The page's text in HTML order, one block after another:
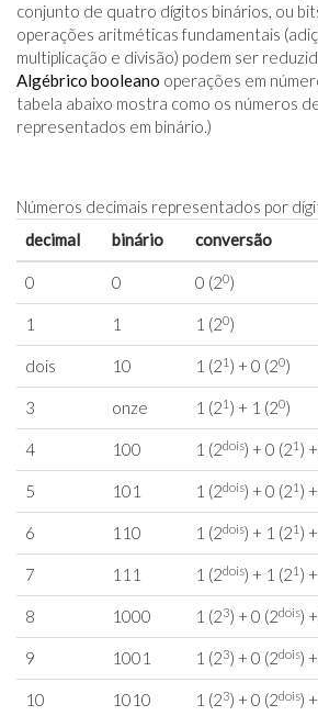
conjunto de quatro dígitos binários, ou
operações aritméticas fundamentais
multiplicação e divisão) podem ser
Algébrico booleano operações em
tabela abaixo mostra como os números
representados em binário.)
Números decimais representados por
decimal
binário conversão
0 0 0 (20)
1 1 1 (20)
dois 10 1 (21 ) + 0 (20)
3 onze 1 (21 ) + 1 (20)
4 100 1 (2dois) + 0 (21 )
5 101 1 (2dois) + 0 (21 )
6 110 1 (2dois) + 1 (21 )
7 111 1 (2dois) + 1 (21 )
8 1000 1 (23) + 0 (2dois)
9 1001 1 (23) + 0 (2dois)
10 1010 1 (23) + 0 (2dois)